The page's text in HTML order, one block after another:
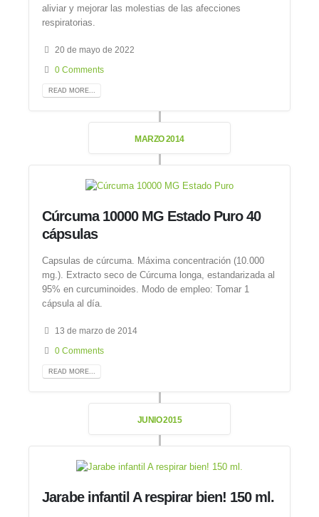
aliviar y mejorar las molestias de las afecciones
respiratorias.
20 de mayo de 2022
0 Comments
READ MORE...
MARZO 2014
Cúrcuma 10000 MG Estado Puro 40
cápsulas
Capsulas de cúrcuma. Máxima concentración (10.000
mg.). Extracto seco de Cúrcuma longa, estandarizada al
95% en curcuminoides. Modo de empleo: Tomar 1
cápsula al día.
13 de marzo de 2014
0 Comments
READ MORE...
JUNIO 2015
Jarabe infantil A respirar bien! 150 ml.